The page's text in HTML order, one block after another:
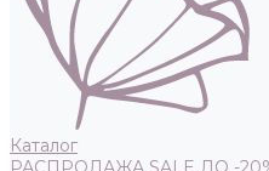
Каталог